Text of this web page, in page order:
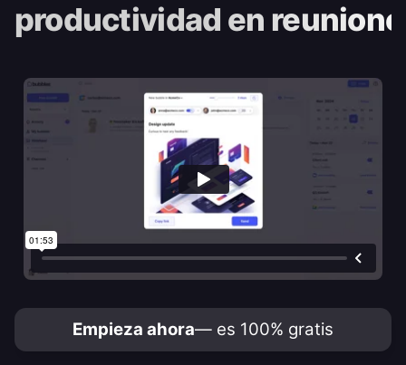
productividad en
Empieza ahora— es 100% gratis